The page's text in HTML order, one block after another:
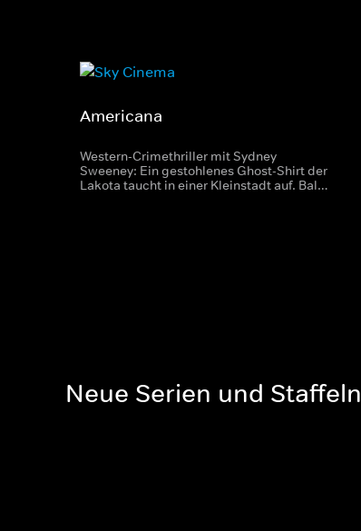
Americana
Western-Crimethriller mit Sydney
Sweeney: Ein gestohlenes Ghost-Shirt der
Lakota taucht in einer Kleinstadt auf. Bald
Neue Serien und Staffeln